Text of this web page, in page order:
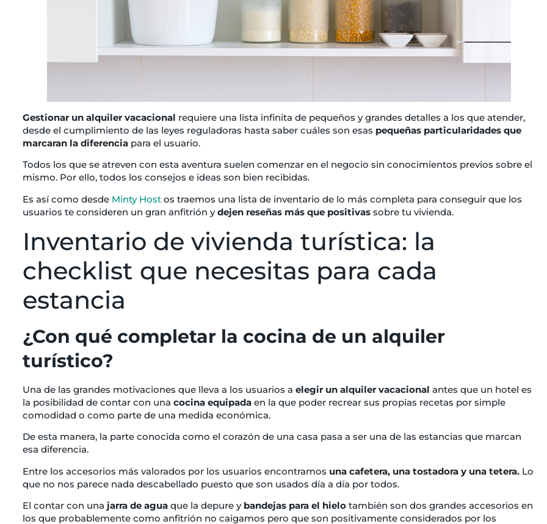
Gestionar un alquiler vacacional requiere una lista infinita de pequeños y grandes detalles a los que atender,
desde el cumplimiento de las leyes reguladoras hasta saber cuáles son esas pequeñas particularidades que
marcaran la diferencia para el usuario.
Todos los que se atreven con esta aventura suelen comenzar en el negocio sin conocimientos previos sobre el
mismo. Por ello, todos los consejos e ideas son bien recibidas.
Es así como desde Minty Host os traemos una lista de inventario de lo más completa para conseguir que los
usuarios te consideren un gran anfitrión ydejen reseñas más que positivassobre tu vivienda.
Inventario de vivienda turística: la
checklist que necesitas para cada
estancia
¿Con qué completar la cocina de un alquiler
turístico?
Una de las grandes motivaciones que lleva a los usuarios a elegir un alquiler vacacional antes que un hotel es
la posibilidad de contar con una cocina equipadaen la que poder recrear sus propias recetas por simple
comodidad o como parte de una medida económica.
De esta manera, la parte conocida como el corazón de una casa pasa a ser una de las estancias que marcan
esa diferencia.
Entre los accesorios más valorados por los usuarios encontramos una cafetera, una tostadora y una tetera.Lo
que no nos parece nada descabellado puesto que son usados día a día por todos.
El contar con una jarra de agua que la depure ybandejas para el hielotambién son dos grandes accesorios en
los que probablemente como anfitrión no caigamos pero que son positivamente considerados por los